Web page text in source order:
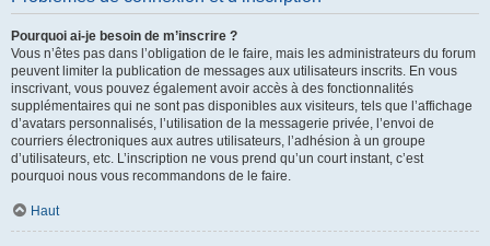
Pourquoi ai-je besoin de m’inscrire ?
Vous n’êtes pas dans l’obligation de le faire, mais les administrateurs du forum
peuvent limiter la publication de messages aux utilisateurs inscrits. En vous
inscrivant, vous pouvez également avoir accès à des fonctionnalités
supplémentaires qui ne sont pas disponibles aux visiteurs, tels que l’affichage
d’avatars personnalisés, l’utilisation de la messagerie privée, l’envoi de
courriers électroniques aux autres utilisateurs, l’adhésion à un groupe
d’utilisateurs, etc. L’inscription ne vous prend qu’un court instant, c’est
pourquoi nous vous recommandons de le faire.
Haut